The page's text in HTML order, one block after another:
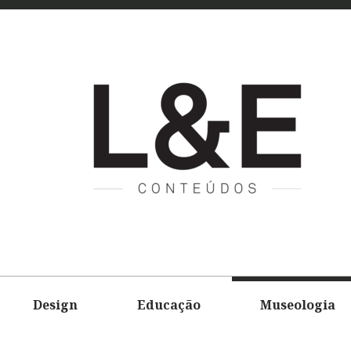
L&E
Design Educação Museologia